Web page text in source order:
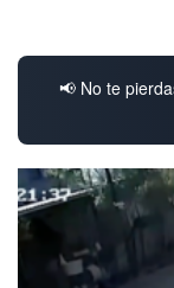
📢 No te